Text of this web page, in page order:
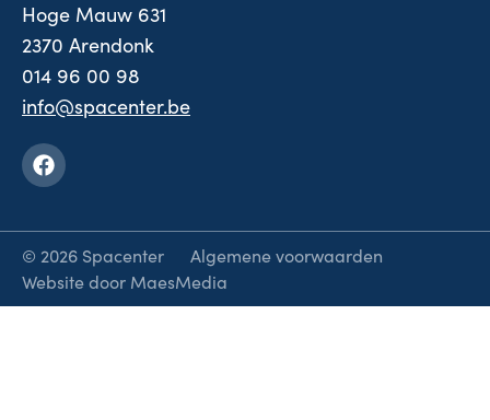
Hoge Mauw 631
2370 Arendonk
014 96 00 98
info@spacenter.be
Facebook
© 2026 Spacenter
Algemene voorwaarden
Website door MaesMedia